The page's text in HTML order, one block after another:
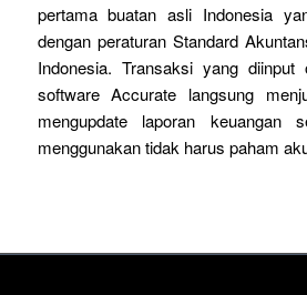
pertama buatan asli Indonesia
dengan peraturan Standard
Indonesia. Transaksi yang
software Accurate langsung
mengupdate laporan keuangan
menggunakan tidak harus paham